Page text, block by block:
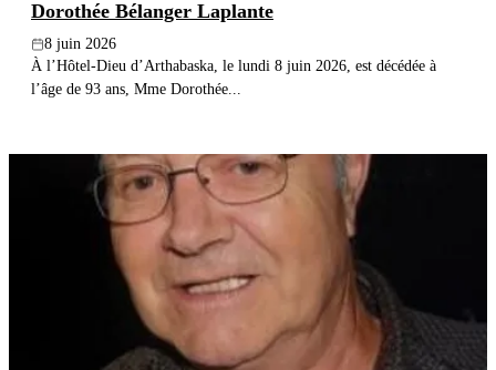
Dorothée Bélanger Laplante
8 juin 2026
À l’Hôtel-Dieu d’Arthabaska, le lundi 8 juin 2026, est décédée à
l’âge de 93 ans, Mme Dorothée...